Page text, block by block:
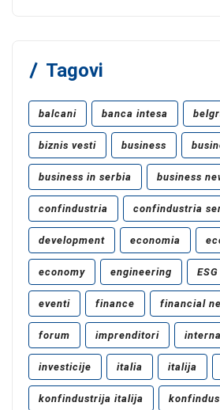
Tagovi
balcani banca intesa
biznis vesti business
business in serbia business
confindustria confindustria
development economia
economy engineering ESG
eventi finance financial
forum imprenditori
investicije italia italija
konfindustrija italija